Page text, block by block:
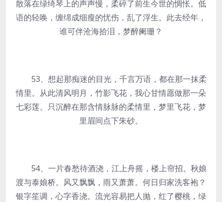
散落在绿绮琴上的声声慢，柔碎了前生今世的惆怅。低
语的轻唤，缠绵成细瘦的忧伤，乱了浮生。此去经年，
谁可伴沧海拾泪，梦醉阑珊？
53、想起那痴迷的目光，千言万语，都在那一抹柔
情里。从此清风明月，竹影飞花，我心甘情愿做那一朵
七彩莲。只沉醉在那含情脉脉的柔情里，梦里飞花，梦
里眉间点下朱砂。
54、一片春愁待酒浇，江上舟摇，楼上帘招。秋娘
渡与泰娘桥。风又飘飘，雨又萧萧。何日归家洗客袍？
银字笙调，心字香浇。流光容易把人抛，红了樱桃，绿